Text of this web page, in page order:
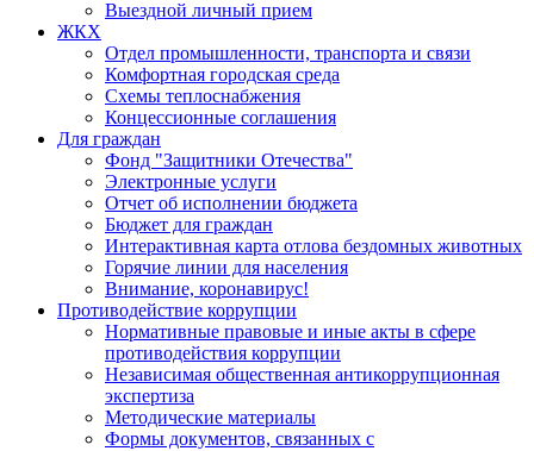
Выездной личный прием
ЖКХ
Отдел промышленности, транспорта и связи
Комфортная городская среда
Схемы теплоснабжения
Концессионные соглашения
Для граждан
Фонд "Защитники Отечества"
Электронные услуги
Отчет об исполнении бюджета
Бюджет для граждан
Интерактивная карта отлова бездомных животных
Горячие линии для населения
Внимание, коронавирус!
Противодействие коррупции
Нормативные правовые и иные акты в сфере
противодействия коррупции
Независимая общественная антикоррупционная
экспертиза
Методические материалы
Формы документов, связанных с